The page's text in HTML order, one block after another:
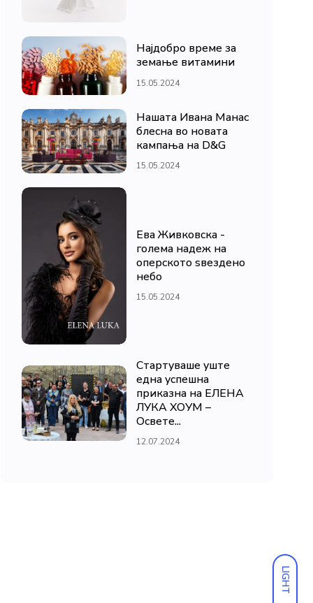
LIGHT
Најдобро време за
земање витамини
15.05.2024
Нашата Ивана Манас
блесна во новата
кампања на D&G
15.05.2024
Ева Живковска -
голема надеж на
оперското ѕвездено
небо
15.05.2024
Стартуваше уште
една успешна
приказна на ЕЛЕНА
ЛУКА ХОУМ –
Освете...
12.07.2024